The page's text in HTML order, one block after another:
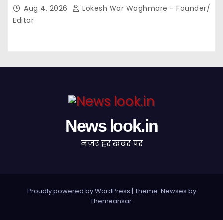
गांवों में बनेंगे सामुदायिक भवन,, 11 स्थानों पर सीसी रोड निर्माण को
मिली प्रशासनिक स्वीकृति…
Aug 4, 2026
Lokesh War Waghmare - Founder/
Editor
News look.in
नज़र हर खबर पर
Proudly powered by WordPress | Theme: Newses by
Themeansar.